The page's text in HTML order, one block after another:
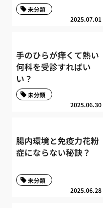
2025.07.01
未分類
手のひらが痒くて熱い
何科を受診すればい
い？
2025.06.30
未分類
腸内環境と免疫力花粉
症にならない秘訣？
2025.06.28
未分類